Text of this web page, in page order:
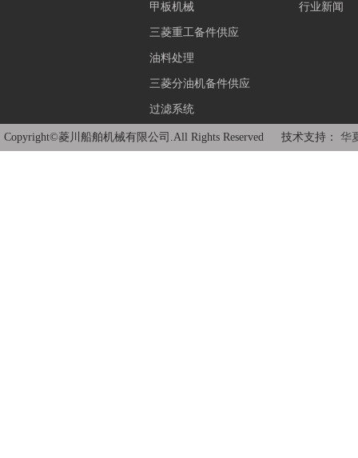
甲板机械
三菱重工备件供应
油料处理
三菱分油机备件供应
过滤系统
行业新闻
Copyright©菱川船舶机械有限公司.All Rights Reserved 技术支持： 华